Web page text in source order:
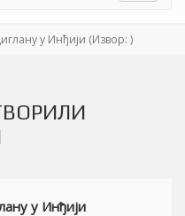
у Инђији (Извор: )
у Инђији